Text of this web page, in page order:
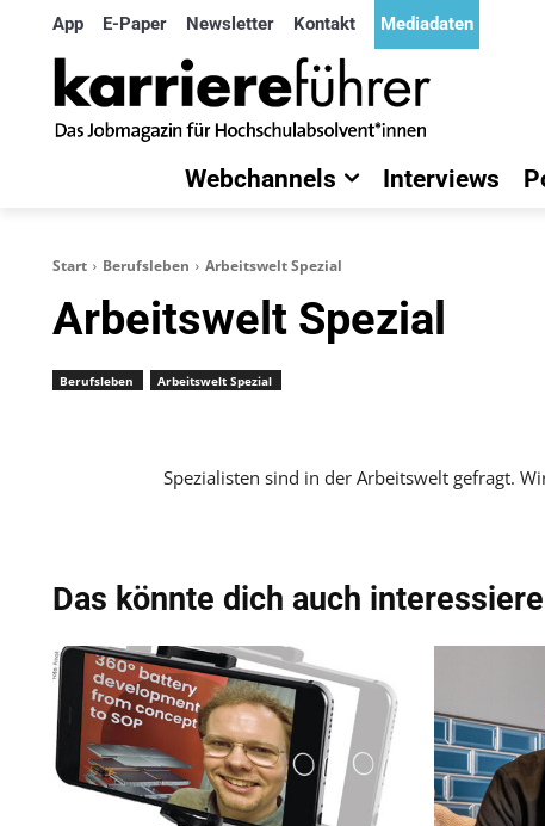
App E-Paper Newsletter Kontakt Mediadaten
Webchannels Interviews
Start Berufsleben Arbeitswelt Spezial
Arbeitswelt Spezial
Berufsleben Arbeitswelt Spezial
Spezialisten sind in der Arbeitswelt gefragt.
Das könnte dich auch